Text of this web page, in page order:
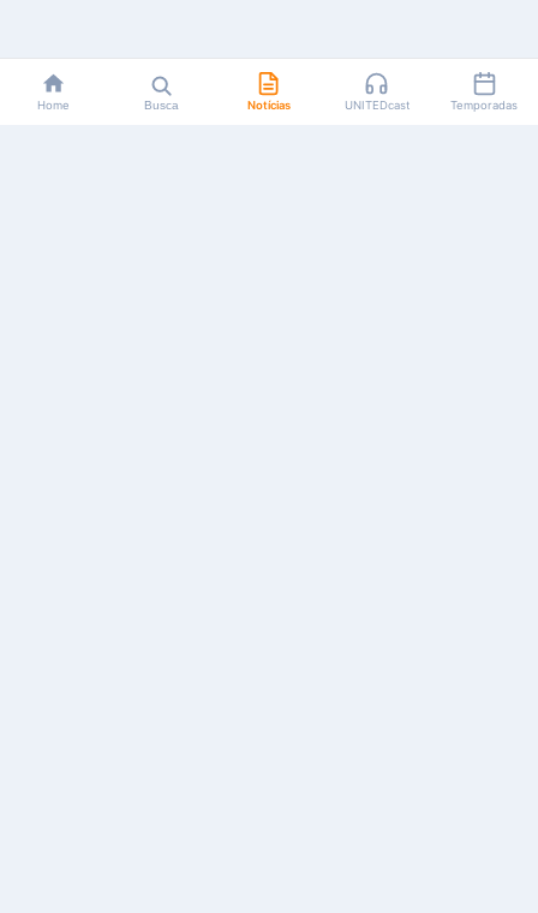
Home Busca Notícias UNITEDcast Temporadas